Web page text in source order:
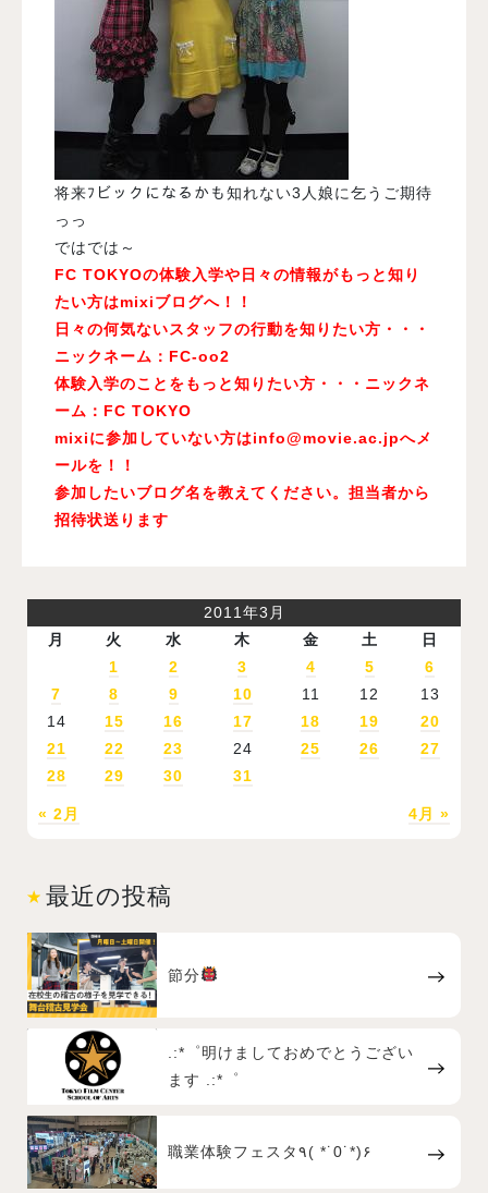
将来ﾌビックになるかも知れない3人娘に乞うご期待
っっ
ではでは～
FC TOKYOの体験入学や日々の情報がもっと知り
たい方はmixiブログへ！！
日々の何気ないスタッフの行動を知りたい方・・・
ニックネーム：FC-oo2
体験入学のことをもっと知りたい方・・・ニックネ
ーム：FC TOKYO
mixiに参加していない方はinfo@movie.ac.jpへメ
ールを！！
参加したいブログ名を教えてください。担当者から
招待状送ります
2011年3月
月
火 水 木 金 土 日
« 2月 4月 »
1 2 3 4 5
6
7
8 9 10 11 12
13
14
15 16 17 18 19
20
21
22 23 24 25 26
27
28
29 30 31
最近の投稿
節分
.:*゜明けましておめでとうござい
ます .:*゜
職業体験フェスタ٩( *˙0˙*)۶